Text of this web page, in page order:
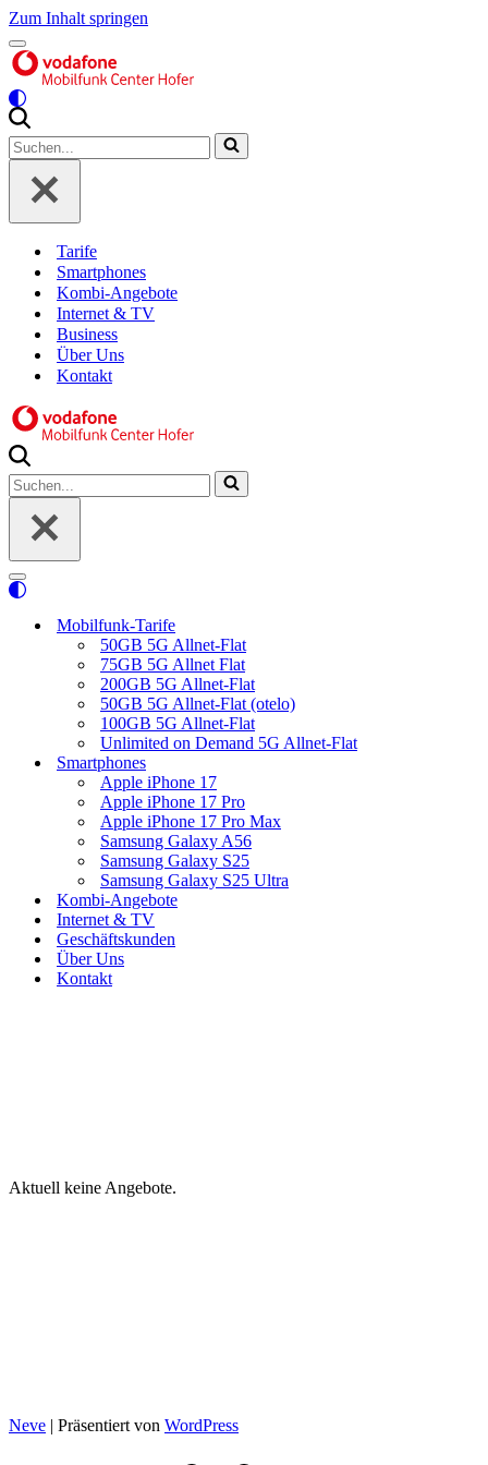
Zum Inhalt springen
Navigationsmenü
Suchen
nach …
Tarife
Smartphones
Kombi-Angebote
Internet & TV
Business
Über Uns
Kontakt
Suchen
nach …
Navigationsmenü
Mobilfunk-Tarife
50GB 5G Allnet-Flat
75GB 5G Allnet Flat
200GB 5G Allnet-Flat
50GB 5G Allnet-Flat (otelo)
100GB 5G Allnet-Flat
Unlimited on Demand 5G Allnet-Flat
Smartphones
Apple iPhone 17
Apple iPhone 17 Pro
Apple iPhone 17 Pro Max
Samsung Galaxy A56
Samsung Galaxy S25
Samsung Galaxy S25 Ultra
Kombi-Angebote
Internet & TV
Geschäftskunden
Über Uns
Kontakt
Aktuell keine Angebote.
Neve | Präsentiert von WordPress